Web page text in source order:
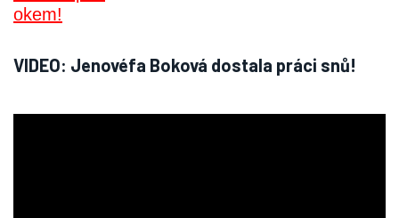
VIDEO: Jenovéfa Boková dostala práci snů!